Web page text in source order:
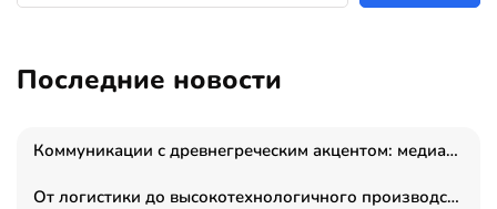
Последние новости
Коммуникации с древнегреческим акцентом: медиаменеджер и журналист Владимир Дергачев запустил коммуникационное агентство «Сократ 2.0»
От логистики до высокотехнологичного производства: как основатель “гагаринга” выстраивает экосистему безопасности и гражданских БПЛА